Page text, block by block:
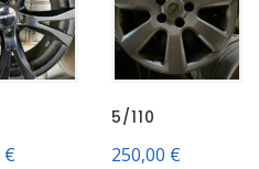
€
5/110
250,00 €